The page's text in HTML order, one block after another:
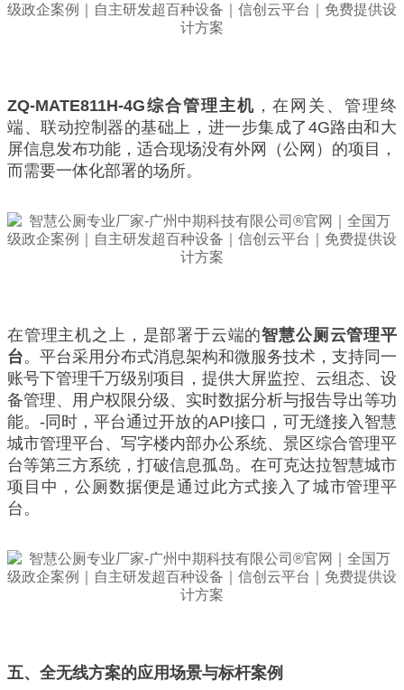
ZQ-MATE811H-4G综合管理主机 ，在网关、管理终
端、联动控制器的基础上，进一步集成了4G路由和大
屏信息发布功能，适合现场没有外网（公网）的项目，
而需要一体化部署的场所。
在管理主机之上，是部署于云端的智慧公厕云管理平
台。平台采用分布式消息架构和微服务技术，支持同一
账号下管理千万级别项目，提供大屏监控、云组态、设
备管理、用户权限分级、实时数据分析与报告导出等功
能。-同时，平台通过开放的API接口，可无缝接入智慧
城市管理平台、写字楼内部办公系统、景区综合管理平
台等第三方系统，打破信息孤岛。在可克达拉智慧城市
项目中，公厕数据便是通过此方式接入了城市管理平
台。
五、全无线方案的应用场景与标杆案例